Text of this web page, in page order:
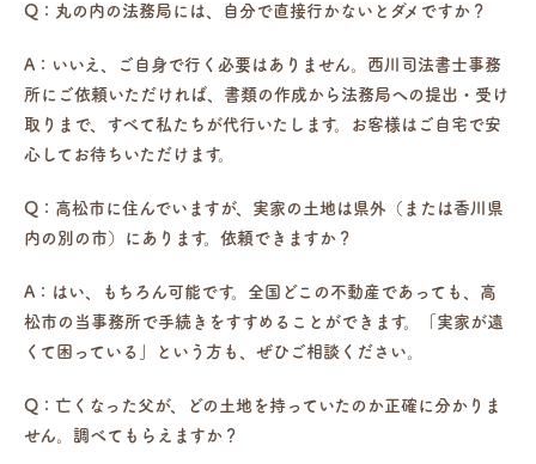
Q：丸の内の法務局には、自分で直接行かないとダメですか？
A：いいえ、ご自身で行く必要はありません。西川司法書士事務
所にご依頼いただければ、書類の作成から法務局への提出・受け
取りまで、すべて私たちが代行いたします。お客様はご自宅で安
心してお待ちいただけます。
Q：高松市に住んでいますが、実家の土地は県外（または香川県
内の別の市）にあります。依頼できますか？
A：はい、もちろん可能です。全国どこの不動産であっても、高
松市の当事務所で手続きをすすめることができます。「実家が遠
くて困っている」という方も、ぜひご相談ください。
Q：亡くなった父が、どの土地を持っていたのか正確に分かりま
せん。調べてもらえますか？